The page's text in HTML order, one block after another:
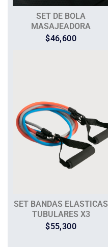
SET DE BOLA
MASAJEADORA
$46,600
SET BANDAS ELASTICAS
TUBULARES X3
$55,300